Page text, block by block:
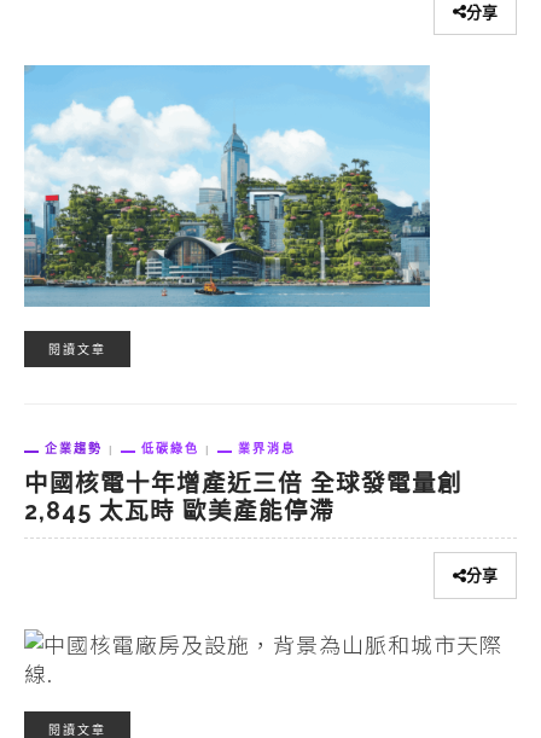
分享
閱讀文章
企業趨勢 低碳綠色 業界消息
中國核電十年增產近三倍 全球發電量創
2,845 太瓦時 歐美產能停滯
分享
閱讀文章